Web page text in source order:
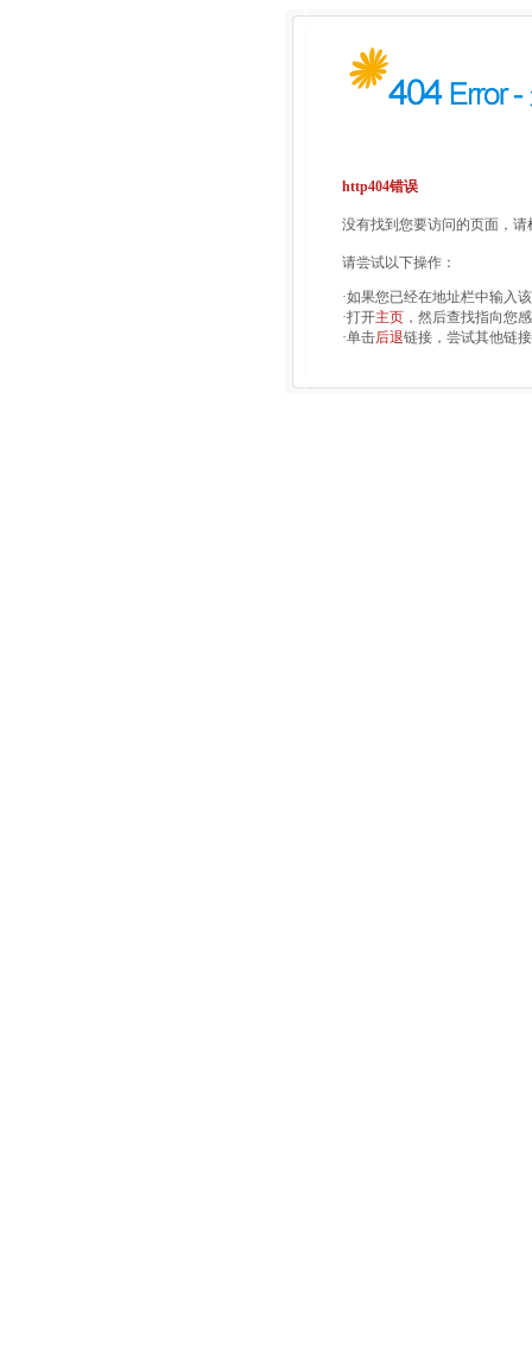
http404错误
没有找到您要访问的页面，
请尝试以下操作：
·如果您已经在地址栏中输入
·打开主页 ，然后查找指向您
·单击后退链接，尝试其他链